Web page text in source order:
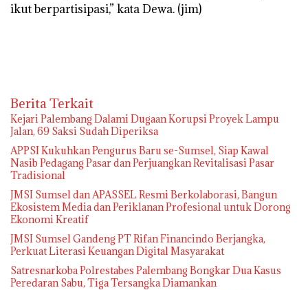
ikut berpartisipasi,” kata Dewa. (jim)
Berita Terkait
Kejari Palembang Dalami Dugaan Korupsi Proyek Lampu
Jalan, 69 Saksi Sudah Diperiksa
APPSI Kukuhkan Pengurus Baru se-Sumsel, Siap Kawal
Nasib Pedagang Pasar dan Perjuangkan Revitalisasi Pasar
Tradisional
JMSI Sumsel dan APASSEL Resmi Berkolaborasi, Bangun
Ekosistem Media dan Periklanan Profesional untuk Dorong
Ekonomi Kreatif
JMSI Sumsel Gandeng PT Rifan Financindo Berjangka,
Perkuat Literasi Keuangan Digital Masyarakat
Satresnarkoba Polrestabes Palembang Bongkar Dua Kasus
Peredaran Sabu, Tiga Tersangka Diamankan